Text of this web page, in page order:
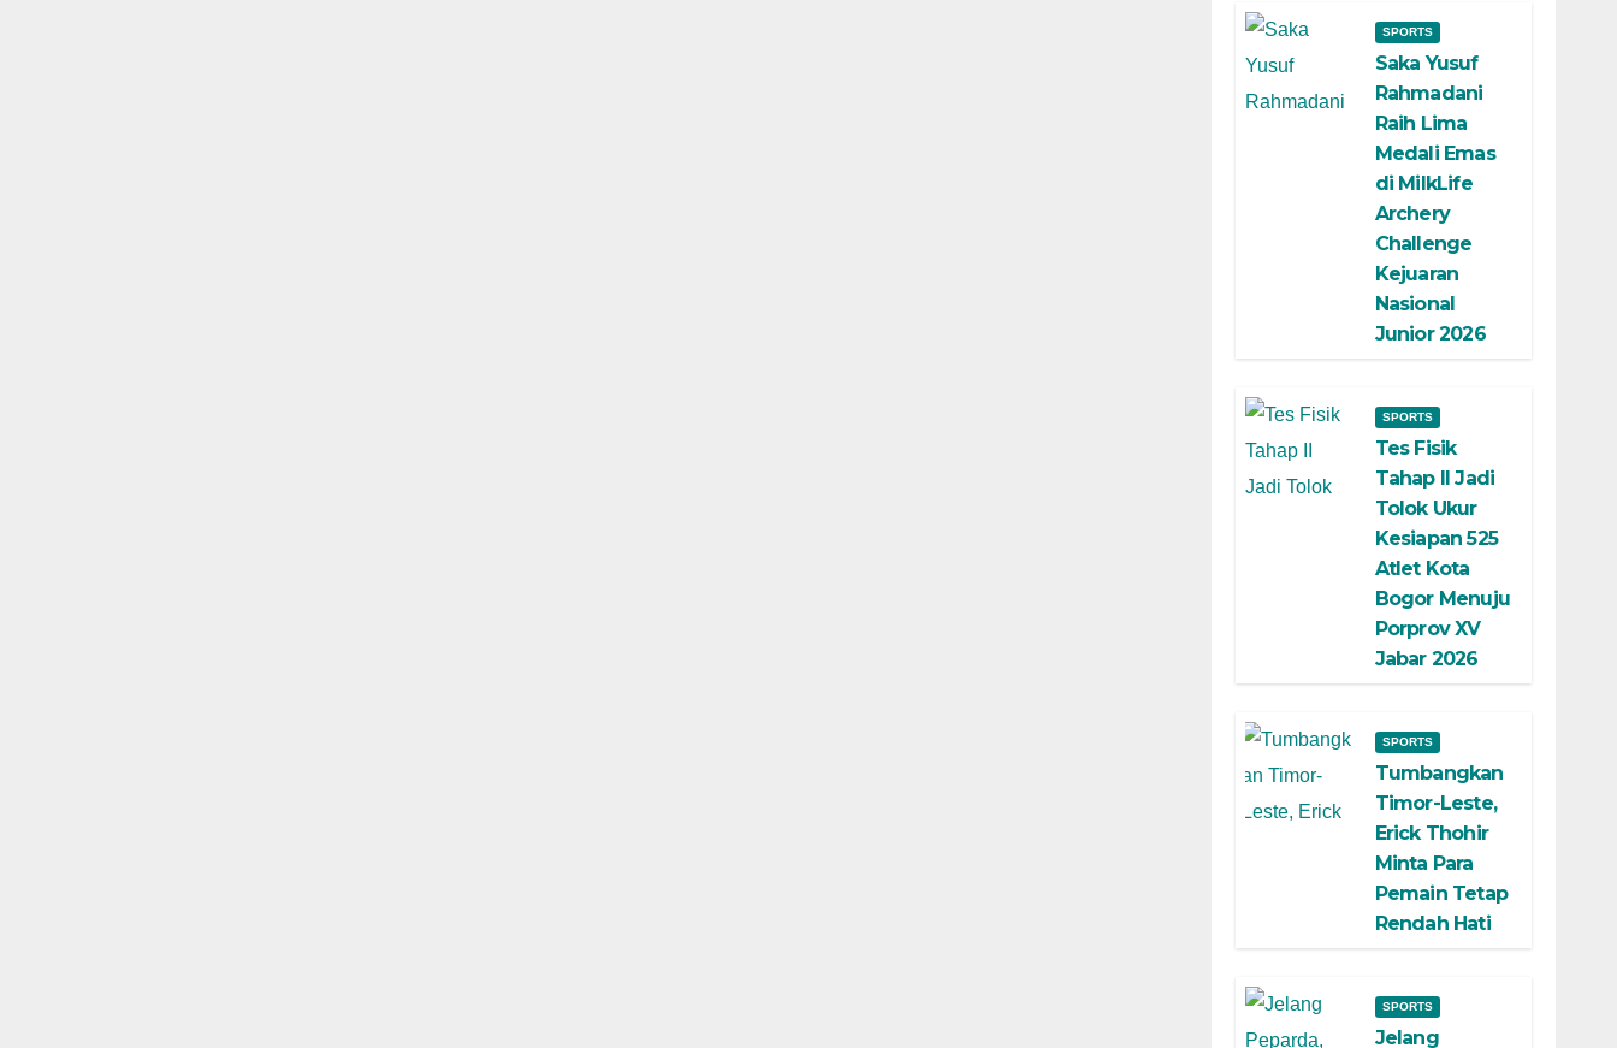
SPORTS
Saka Yusuf
Rahmadani
Raih Lima
Medali Emas
di MilkLife
Archery
Challenge
Kejuaran
Nasional
Junior 2026
SPORTS
Tes Fisik
Tahap II Jadi
Tolok Ukur
Kesiapan 525
Atlet Kota
Bogor Menuju
Porprov XV
Jabar 2026
SPORTS
Tumbangkan
Timor-Leste,
Erick Thohir
Minta Para
Pemain Tetap
Rendah Hati
SPORTS
Jelang